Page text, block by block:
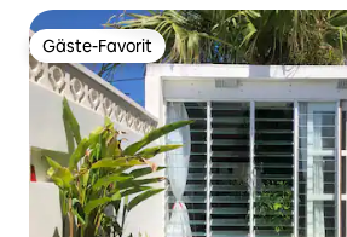
Gäste-Favorit
Gäste-Favorit